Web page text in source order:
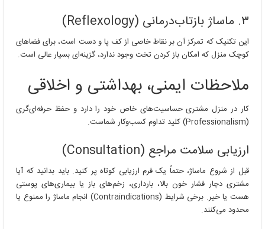
۳. ماساژ بازتاب‌درمانی (Reflexology)
این تکنیک که تمرکز آن بر نقاط خاصی از کف پا و دست است، برای فضاهای
کوچک منزل که امکان باز کردن تخت وجود ندارد، گزینه‌ای بسیار عالی است.
ملاحظات ایمنی، بهداشتی و اخلاقی
کار در منزل مشتری حساسیت‌های خاص خود را دارد و حفظ حرفه‌ای‌گری
(Professionalism) کلید تداوم کسب‌وکار شماست.
ارزیابی سلامت مراجع (Consultation)
قبل از شروع ماساژ، حتماً یک فرم ارزیابی کوتاه پر کنید. باید بدانید که آیا
مشتری دچار فشار خون بالا، بارداری، زخم‌های باز یا بیماری‌های پوستی
هست یا خیر. برخی شرایط (Contraindications) انجام ماساژ را ممنوع یا
محدود می‌کنند.